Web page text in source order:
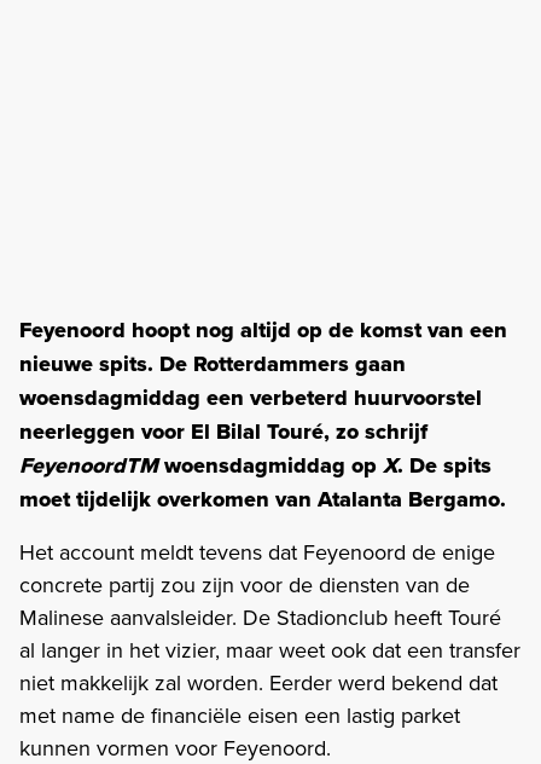
Feyenoord hoopt nog altijd op de komst van een
nieuwe spits. De Rotterdammers gaan
woensdagmiddag een verbeterd huurvoorstel
neerleggen voor El Bilal Touré, zo schrijf
FeyenoordTMwoensdagmiddag opX. De spits
moet tijdelijk overkomen van Atalanta Bergamo.
Het account meldt tevens dat Feyenoord de enige
concrete partij zou zijn voor de diensten van de
Malinese aanvalsleider. De Stadionclub heeft Touré
al langer in het vizier, maar weet ook dat een transfer
niet makkelijk zal worden. Eerder werd bekend dat
met name de financiële eisen een lastig parket
kunnen vormen voor Feyenoord.